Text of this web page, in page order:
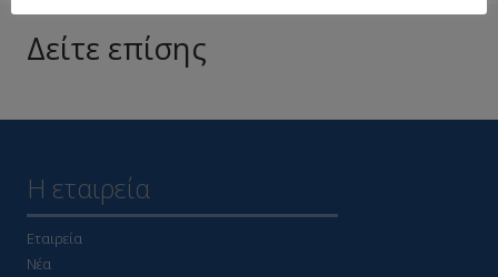
Δείτε επίσης
Η εταιρεία
Εταιρεία
Νέα